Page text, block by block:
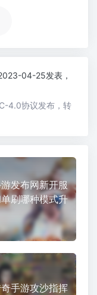
04-25发表，
4.0协议发布，转
发布网新开服
刷哪种模式升
手游攻沙指挥